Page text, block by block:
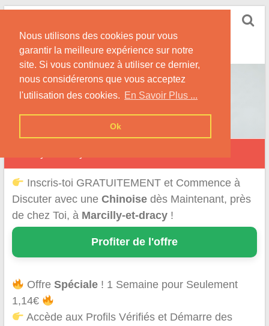
Nous utilisons des cookies pour vous
garantir la meilleure expérience sur notre
site. Si vous continuez à utiliser ce dernier,
nous considérerons que vous acceptez
l'utilisation des cookies. En Savoir Plus ...
Ok
Skip
content
Nos Conseils pour Rencontrer Une Femme
Originaire de Chine !
Inscris-toi GRATUITEMENT et Commence à
Discuter avec une Chinoisedès Maintenant, près
de chez Toi, à Marcilly-et-dracy!
Profiter de l'offre
OffreSpéciale ! 1 Semaine pour Seulement
1,14€
Accède aux Profils Vérifiés et Démarre des